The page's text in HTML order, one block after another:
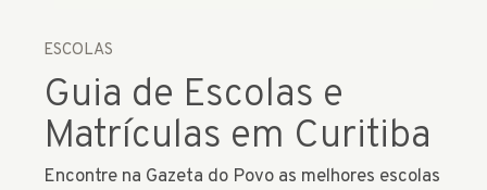
ESCOLAS
Guia de Escolas e
Matrículas em Curitiba
Encontre na Gazeta do Povo as melhores escolas